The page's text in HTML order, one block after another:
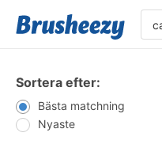
Sortera efter:
Bästa matchning
Nyaste